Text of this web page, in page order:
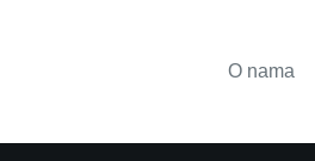
O nama